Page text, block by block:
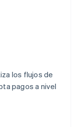
los flujos de
pagos a nivel